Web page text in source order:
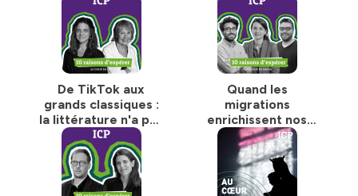
De TikTok aux
grands classiques :
la littérature n'a pas
dit son dernier mot
- Rencontre entre
Clélie Millner et
Nathalie Iris
Quand les
migrations
enrichissent nos
sociétés -
Rencontre entre
Noémie Paté,
Pierre-Hernan Rojas